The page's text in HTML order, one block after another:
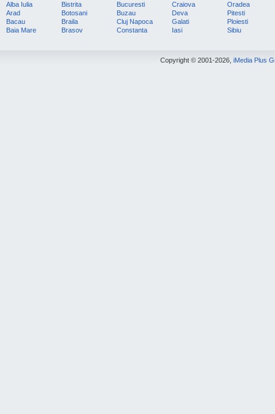
Alba Iulia
Arad
Bacau
Baia Mare
Bistrita
Botosani
Braila
Brasov
Bucuresti
Buzau
Cluj Napoca
Constanta
Craiova
Deva
Galati
Iasi
Oradea
Pitesti
Ploiesti
Sibiu
Copyright © 2001-2026, iMedia Plus